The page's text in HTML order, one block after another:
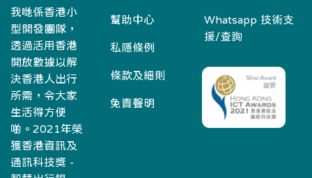
我哋係香港小
型開發團隊，
透過活用香港
開放數據以解
決香港人出行
所需，令大家
生活得方便
啲。2021年榮
獲香港資訊及
通訊科技獎 -
幫助中心
私隱條例
條款及細則
免責聲明
Whatsapp 技術支
援/查詢